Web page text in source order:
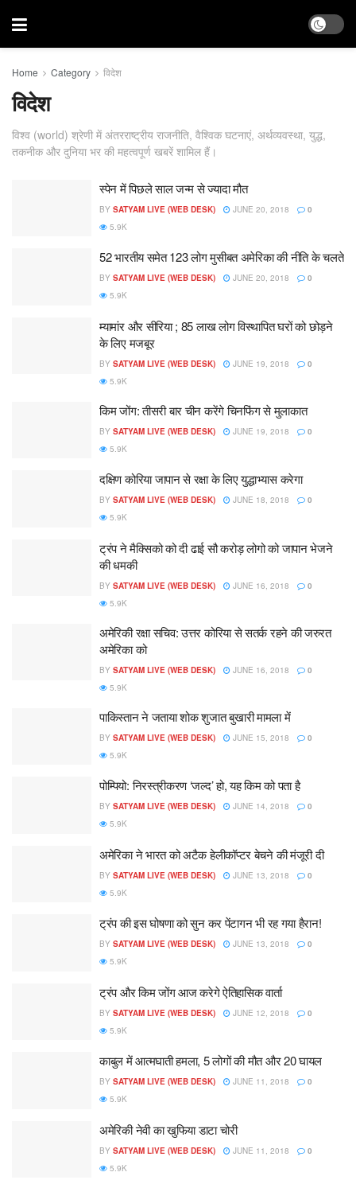
Home Category विदेश
विदेश
विश्व (world) श्रेणी में अंतरराष्ट्रीय राजनीति, वैश्विक घटनाएं, अर्थव्यवस्था, युद्ध,
तकनीक और दुनिया भर की महत्वपूर्ण खबरें शामिल हैं।
स्पेन में पिछले साल जन्म से ज्यादा मौत
BY SATYAM LIVE (WEB DESK) JUNE 20, 2018
0
5.9K
52 भारतीय समेत 123 लोग मुसीबत अमेरिका की नीति के चलते
BY SATYAM LIVE (WEB DESK) JUNE 20, 2018
0
5.9K
म्यामांर और सीरिया ; 85 लाख लोग विस्थापित घरों को छोड़ने
के लिए मजबूर
BY SATYAM LIVE (WEB DESK) JUNE 19, 2018
0
5.9K
किम जोंग: तीसरी बार चीन करेंगे चिनफिंग से मुलाकात
BY SATYAM LIVE (WEB DESK) JUNE 19, 2018
0
5.9K
दक्षिण कोरिया जापान से रक्षा के लिए युद्धाभ्यास करेगा
BY SATYAM LIVE (WEB DESK) JUNE 18, 2018
0
5.9K
ट्रंप ने मैक्सिको को दी ढाई सौ करोड़ लोगो को जापान भेजने
की धमकी
BY SATYAM LIVE (WEB DESK) JUNE 16, 2018
0
5.9K
अमेरिकी रक्षा सचिव: उत्तर कोरिया से सतर्क रहने की जरुरत
अमेरिका को
BY SATYAM LIVE (WEB DESK) JUNE 16, 2018
0
5.9K
पाकिस्तान ने जताया शोक शुजात बुखारी मामला में
BY SATYAM LIVE (WEB DESK) JUNE 15, 2018
0
5.9K
पोम्पियो: निरस्त्रीकरण ‘जल्द’ हो, यह किम को पता है
BY SATYAM LIVE (WEB DESK) JUNE 14, 2018
0
5.9K
अमेरिका ने भारत को अटैक हेलीकॉप्टर बेचने की मंजूरी दी
BY SATYAM LIVE (WEB DESK) JUNE 13, 2018
0
5.9K
ट्रंप की इस घोषणा को सुन कर पेंटागन भी रह गया हैरान!
BY SATYAM LIVE (WEB DESK) JUNE 13, 2018
0
5.9K
ट्रंप और किम जोंग आज करेगे ऐतिहासिक वार्ता
BY SATYAM LIVE (WEB DESK) JUNE 12, 2018
0
5.9K
काबुल में आत्मघाती हमला, 5 लोगों की मौत और 20 घायल
BY SATYAM LIVE (WEB DESK) JUNE 11, 2018
0
5.9K
अमेरिकी नेवी का खुफिया डाटा चोरी
BY SATYAM LIVE (WEB DESK) JUNE 11, 2018
0
5.9K